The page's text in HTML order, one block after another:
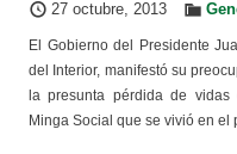
27 octubre, 2013
El Gobierno del Presidente
del Interior, manifestó su
la presunta pérdida de
Minga Social que se vivió en el